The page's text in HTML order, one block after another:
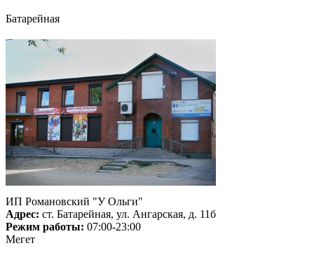
Батарейная
ИП Романовский "У Ольги"
Адрес: ст. Батарейная, ул. Ангарская, д. 11б
Режим работы: 07:00-23:00
Мегет